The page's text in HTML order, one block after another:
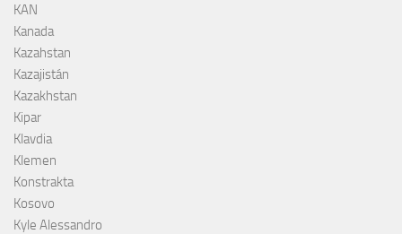
KAN
Kanada
Kazahstan
Kazajistán
Kazakhstan
Kipar
Klavdia
Klemen
Konstrakta
Kosovo
Kyle Alessandro